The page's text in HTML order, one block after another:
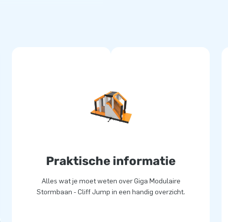
ze in jouw gewenste kleur
leveren ze inclusief
handleiding. Zo heb je
klanten de dag van hun
mensen wereldwijd een gat
designers, ontwikkelaars
leveren unieke
Praktische informatie
Alles wat je moet weten over Giga Modulaire
Stormbaan - Cliff Jump in een handig overzicht.